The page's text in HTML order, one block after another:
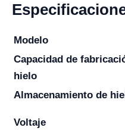
Modelo
Capacidad de
hielo
Almacenamiento de
Voltaje